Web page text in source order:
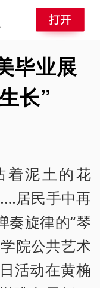
毕业展
长”
着泥土的花
居民手中再
奏旋律的“琴
院公共艺术
活动在黄桷